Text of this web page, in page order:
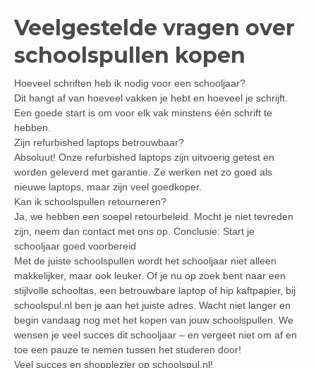
Veelgestelde vragen over
schoolspullen kopen
Hoeveel schriften heb ik nodig voor een schooljaar?
Dit hangt af van hoeveel vakken je hebt en hoeveel je schrijft.
Een goede start is om voor elk vak minstens één schrift te
hebben.
Zijn refurbished laptops betrouwbaar?
Absoluut! Onze refurbished laptops zijn uitvoerig getest en
worden geleverd met garantie. Ze werken net zo goed als
nieuwe laptops, maar zijn veel goedkoper.
Kan ik schoolspullen retourneren?
Ja, we hebben een soepel retourbeleid. Mocht je niet tevreden
zijn, neem dan contact met ons op. Conclusie: Start je
schooljaar goed voorbereid
Met de juiste schoolspullen wordt het schooljaar niet alleen
makkelijker, maar ook leuker. Of je nu op zoek bent naar een
stijlvolle schooltas, een betrouwbare laptop of hip kaftpapier, bij
schoolspul.nl ben je aan het juiste adres. Wacht niet langer en
begin vandaag nog met het kopen van jouw schoolspullen. We
wensen je veel succes dit schooljaar – en vergeet niet om af en
toe een pauze te nemen tussen het studeren door!
Veel succes en shopplezier op schoolspul.nl!